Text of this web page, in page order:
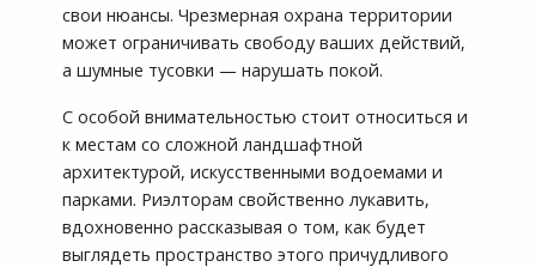
свои нюансы. Чрезмерная охрана территории
может ограничивать свободу ваших действий,
а шумные тусовки — нарушать покой.
С особой внимательностью стоит относиться и
к местам со сложной ландшафтной
архитектурой, искусственными водоемами и
парками. Риэлторам свойственно лукавить,
вдохновенно рассказывая о том, как будет
выглядеть пространство этого причудливого